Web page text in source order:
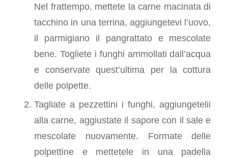
Nel frattempo, mettete la carne macinata di
tacchino in una terrina, aggiungetevi l’uovo,
il parmigiano il pangrattato e mescolate
bene. Togliete i funghi ammollati dall’acqua
e conservate quest’ultima per la cottura
delle polpette.
Tagliate a pezzettini i funghi, aggiungetelii
alla carne, aggiustate il sapore con il sale e
mescolate nuovamente. Formate delle
polpettine e mettetele in una padella